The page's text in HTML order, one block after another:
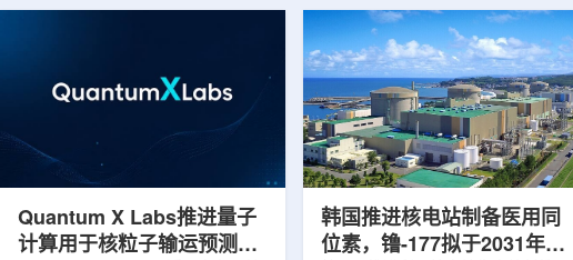
元化的供应链并缩短运输时间。此次
计划的首要目标是实现镥-177的商业
化生产，预计在2028年进行试生
产，并在2031年开始全面量产。之
后，韩国水力原子力还将扩大生产范
实时运动管理整合到同一治疗流程
中，用于提升图像引导放射治疗的精
准度和安全性。此次实施方案以
Halcyon系统软件5.0版本为基础，集
成高分辨率锥形束CT成像系统
HyperSight、六自由度患者定位台
Dynamic Couch，以及表面引导放
射治疗系统IDENTIFY。亚洲大学医
Quantum X Labs推进量子
计算用于核粒子输运预测模
韩国推进核电站制备医用同
位素，镥-177拟于2031年商